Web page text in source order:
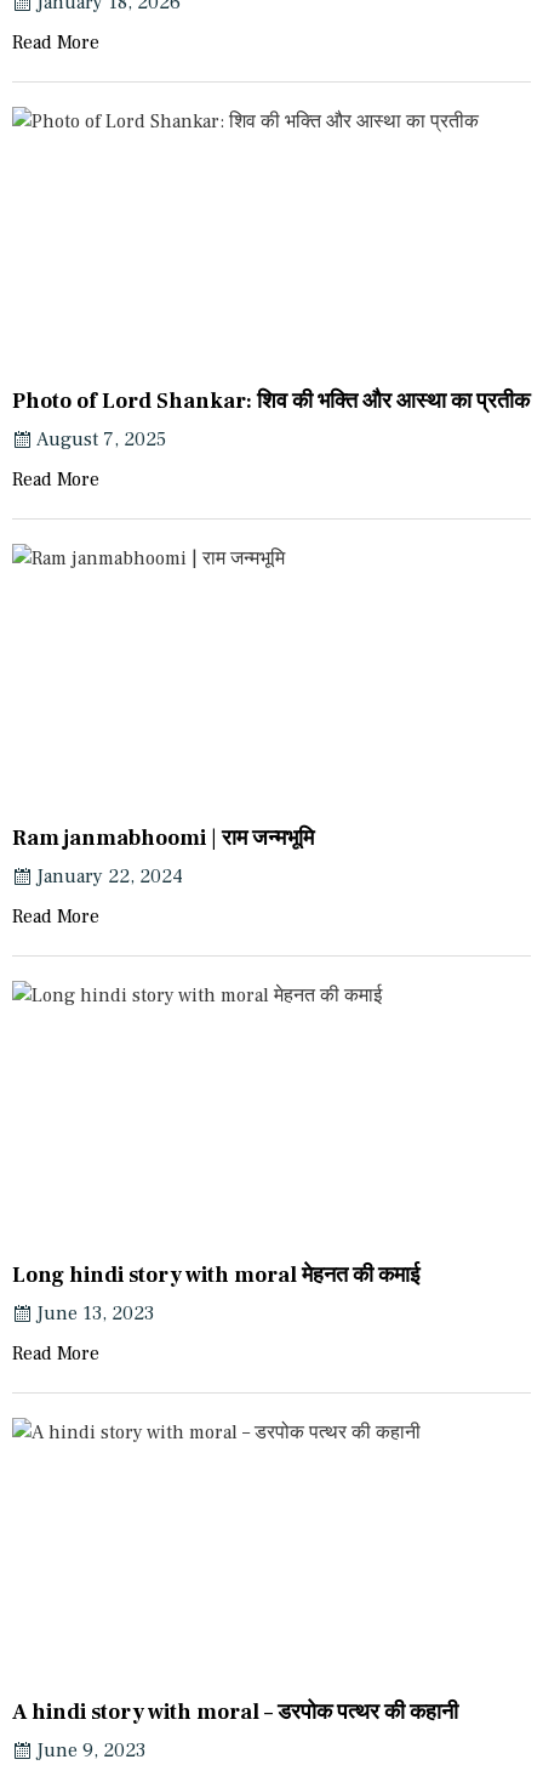
Read More
Photo of Lord Shankar: शिव की भक्ति और आस्था का प्रतीक
August 7, 2025
Read More
Ram janmabhoomi | राम जन्मभूमि
January 22, 2024
Read More
Long hindi story with moral मेहनत की कमाई
June 13, 2023
Read More
A hindi story with moral – डरपोक पत्थर की कहानी
June 9, 2023